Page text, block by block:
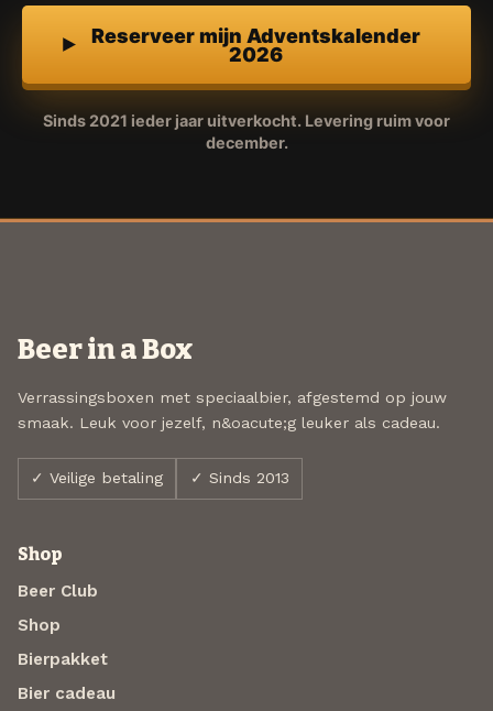
Reserveer mijn Adventskalender
2026
Sinds 2021 ieder jaar uitverkocht. Levering ruim voor
december.
Beer in a Box
Verrassingsboxen met speciaalbier, afgestemd op jouw
smaak. Leuk voor jezelf, n&oacute;g leuker als cadeau.
✓ Veilige betaling ✓ Sinds 2013
Shop
Beer Club
Shop
Bierpakket
Bier cadeau